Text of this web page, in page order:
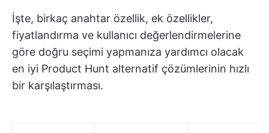
İşte, birkaç anahtar özellik, ek özellikler,
fiyatlandırma ve kullanıcı değerlendirmelerine
göre doğru seçimi yapmanıza yardımcı olacak
en iyi Product Hunt alternatif çözümlerinin hızlı
bir karşılaştırması.